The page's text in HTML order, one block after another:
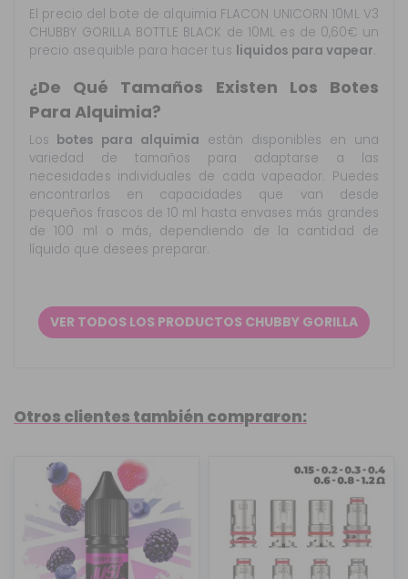
El precio del bote de alquimia FLACON UNICORN 10ML V3
CHUBBY GORILLA BOTTLE BLACK de 10ML es de 0,60€ un
precio asequible para hacer tus liquidos para vapear.
¿De Qué Tamaños Existen Los Botes
Para Alquimia?
Los botes para alquimia están disponibles en una
variedad de tamaños para adaptarse a las
necesidades individuales de cada vapeador. Puedes
encontrarlos en capacidades que van desde
pequeños frascos de 10 ml hasta envases más grandes
de 100 ml o más, dependiendo de la cantidad de
líquido que desees preparar.
VER TODOS LOS PRODUCTOS CHUBBY GORILLA
Otros clientes también compraron: